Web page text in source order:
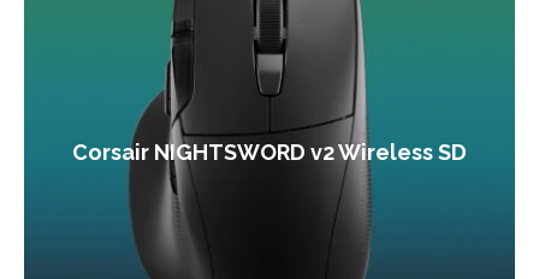
Corsair NIGHTSWORD v2 Wireless SD